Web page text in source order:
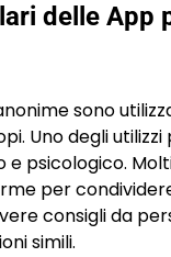
delle App
sono
Uno degli utilizzi
psicologico.
per
consigli da
simili.